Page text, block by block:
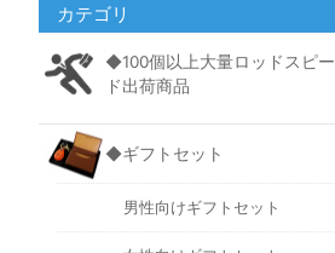
カテゴリ
◆100個以上大量ロッドスピー
ド出荷商品
◆ギフトセット
男性向けギフトセット